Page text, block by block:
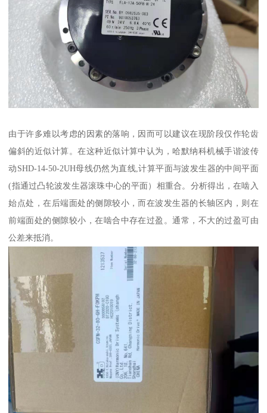
由于许多难以考虑的因素的落响，因而可以建议在现阶段仅作轮齿
偏斜的近似计算。在这种近似计算中认为，哈默纳科机械手谐波传
动SHD-14-50-2UH母线仍然为直线,计算平面与波发生器的中间平面
(指通过凸轮波发生器滚珠中心的平面）相重合。分析得出，在啮入
始点处，在后端面处的侧隙较小，而在波发生器的长轴区内，则在
前端面处的侧隙较小，在啮合中存在过盈。通常，不大的过盈可由
公差来抵消。